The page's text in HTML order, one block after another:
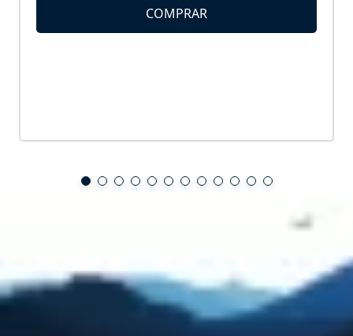
COMPRAR